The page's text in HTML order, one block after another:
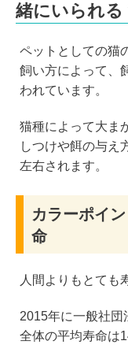
緒にいられる
ペットとしての猫
飼い方によって、
われています。
猫種によって大ま
しつけや餌の与え
左右されます。
カラーポイ
命
人間よりもとても
2015年に一般社団
全体の平均寿命は